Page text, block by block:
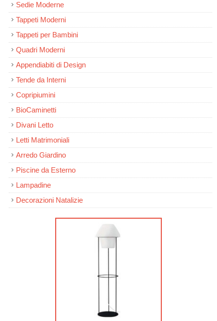
Sedie Moderne
Tappeti Moderni
Tappeti per Bambini
Quadri Moderni
Appendiabiti di Design
Tende da Interni
Copripiumini
BioCaminetti
Divani Letto
Letti Matrimoniali
Arredo Giardino
Piscine da Esterno
Lampadine
Decorazioni Natalizie